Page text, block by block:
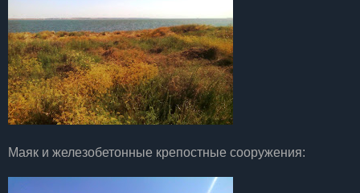
Маяк и железобетонные крепостные сооружения: